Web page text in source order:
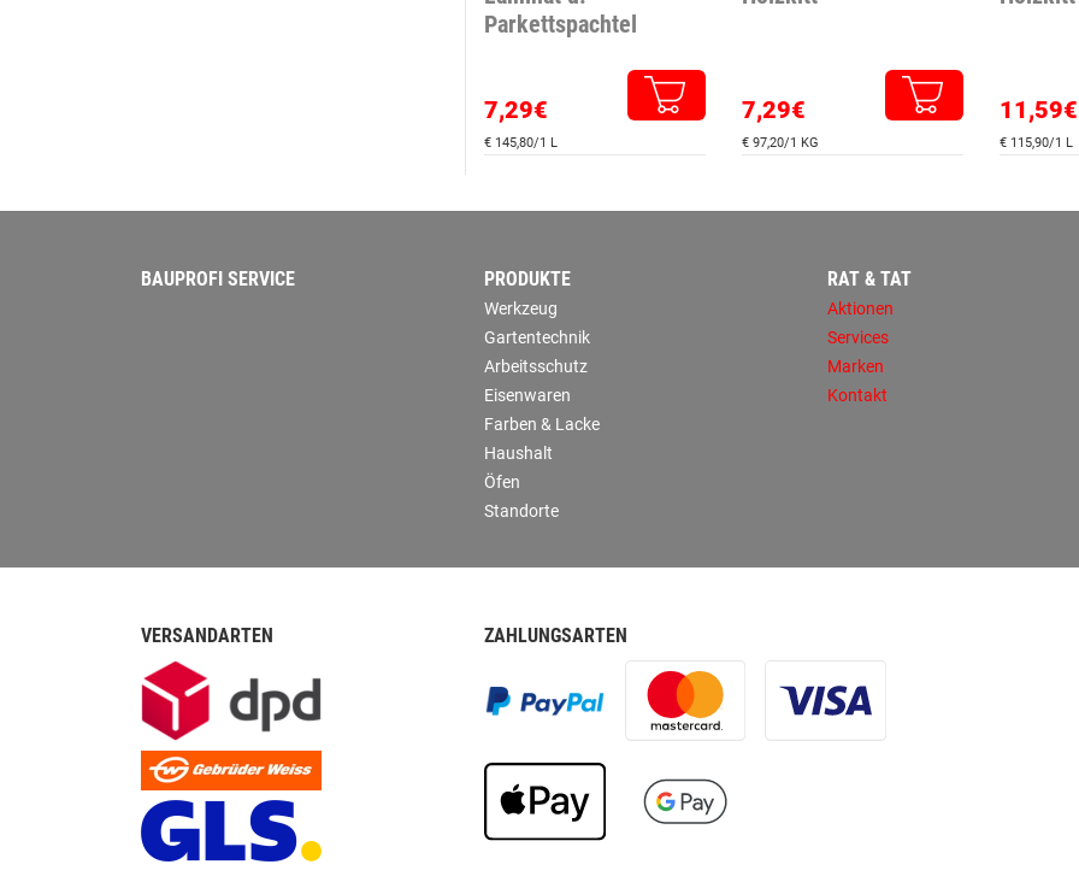
Parkettspachtel
7,29€
€ 145,80/1 L
7,29€
€ 97,20/1 KG
11,59€
€ 115,90/1 L
BAUPROFI SERVICE PRODUKTE
Werkzeug
Gartentechnik
Arbeitsschutz
Eisenwaren
Farben & Lacke
Haushalt
Öfen
Standorte
RAT & TAT
Aktionen
Services
Marken
Kontakt
VERSANDARTEN ZAHLUNGSARTEN